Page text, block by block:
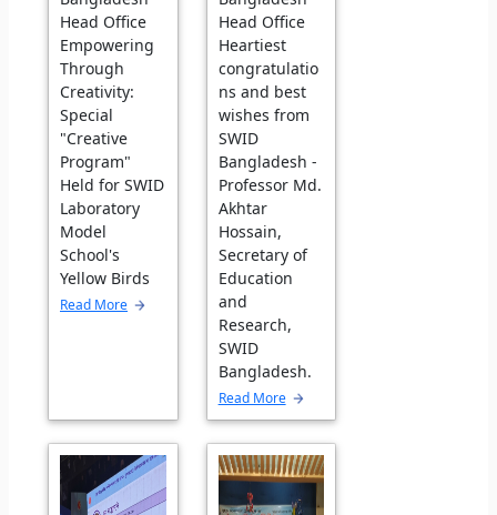
Head Office
Empowering
Through
Creativity:
Special
"Creative
Program"
Held for SWID
Laboratory
Model
School's
Yellow Birds
Read More
Head Office
Heartiest
congratulatio
ns and best
wishes from
SWID
Bangladesh -
Professor Md.
Akhtar
Hossain,
Secretary of
Education
and
Research,
SWID
Bangladesh.
Read More